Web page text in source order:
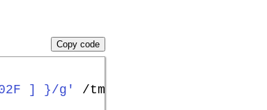
] }/g'
/tmp/mymap.xkb
Copy code